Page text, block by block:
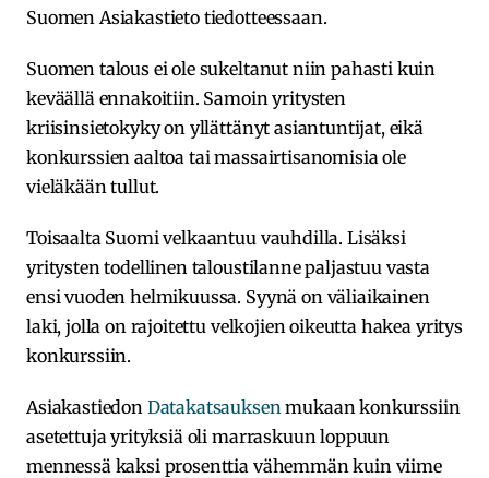
Suomen Asiakastieto tiedotteessaan.
Suomen talous ei ole sukeltanut niin pahasti kuin
keväällä ennakoitiin. Samoin yritysten
kriisinsietokyky on yllättänyt asiantuntijat, eikä
konkurssien aaltoa tai massairtisanomisia ole
vieläkään tullut.
Toisaalta Suomi velkaantuu vauhdilla. Lisäksi
yritysten todellinen taloustilanne paljastuu vasta
ensi vuoden helmikuussa. Syynä on väliaikainen
laki, jolla on rajoitettu velkojien oikeutta hakea yritys
konkurssiin.
Asiakastiedon Datakatsauksen mukaan konkurssiin
asetettuja yrityksiä oli marraskuun loppuun
mennessä kaksi prosenttia vähemmän kuin viime